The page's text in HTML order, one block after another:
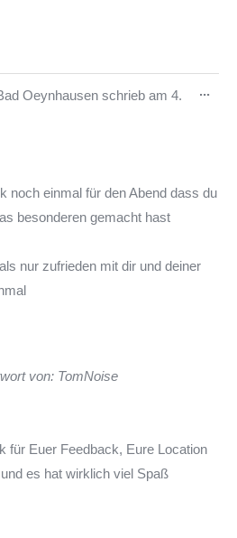
Oeynhausen schrieb am 4.
noch einmal für den Abend dass du
besonderen gemacht hast
nur zufrieden mit dir und deiner
von: TomNoise
für Euer Feedback, Eure Location
es hat wirklich viel Spaß
...